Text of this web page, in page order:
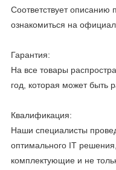
Соответствует описанию
ознакомиться на
Гарантия:
На все товары
год, которая может быть
Квалификация:
Наши специалисты
оптимального IT
комплектующие и не